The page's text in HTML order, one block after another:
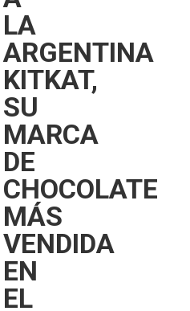
LA
ARGENTINA
KITKAT,
SU
MARCA
DE
CHOCOLATE
MÁS
VENDIDA
EN
EL